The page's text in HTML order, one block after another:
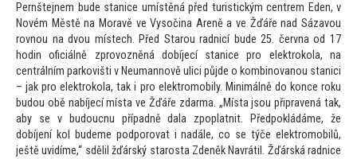
Pernštejnem bude stanice umístěná před turistickým centrem Eden, v
Novém Městě na Moravě ve Vysočina Areně a ve Žďáře nad Sázavou
rovnou na dvou místech. Před Starou radnicí bude 25. června od 17
hodin oficiálně zprovozněná dobíjecí stanice pro elektrokola, na
centrálním parkovišti v Neumannově ulici půjde o kombinovanou stanici
– jak pro elektrokola, tak i pro elektromobily. Minimálně do konce roku
budou obě nabíjecí místa ve Žďáře zdarma. „Místa jsou připravená tak,
aby se v budoucnu případně dala zpoplatnit. Předpokládáme, že
dobíjení kol budeme podporovat i nadále, co se týče elektromobilů,
ještě uvidíme,“ sdělil žďárský starosta Zdeněk Navrátil. Žďárská radnice